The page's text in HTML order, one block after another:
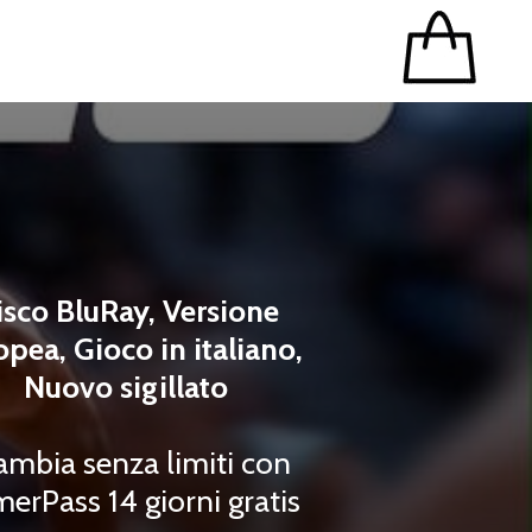
BluRay, Versione
Gioco in italiano,
Nuovo sigillato
senza limiti con
14 giorni gratis